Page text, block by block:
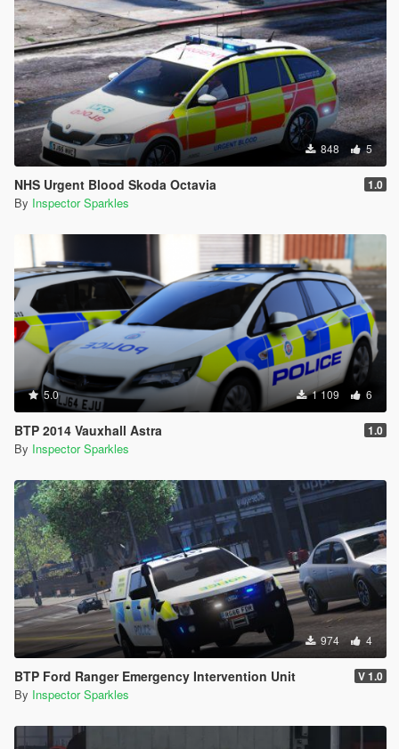
848 5
NHS Urgent Blood Skoda Octavia 1.0
By Inspector Sparkles
5.0 1 109 6
BTP 2014 Vauxhall Astra 1.0
By Inspector Sparkles
974 4
BTP Ford Ranger Emergency Intervention Unit V 1.0
By Inspector Sparkles